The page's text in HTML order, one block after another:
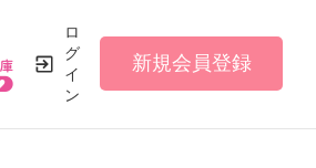
ロ
グ
イ
ン
新規会員登録